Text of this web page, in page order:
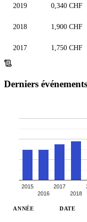
2019 0,340 CHF
2018 1,900 CHF
2017 1,750 CHF
Derniers
2015
2016
2017
2018
ANNÉE DATE